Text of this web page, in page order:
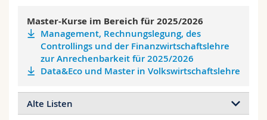
Master-Kurse im Bereich für 2025/2026
Management, Rechnungslegung, des
Controllings und der Finanzwirtschaftslehre
zur Anrechenbarkeit für 2025/2026
Data&Eco und Master in Volkswirtschaftslehre
Alte Listen